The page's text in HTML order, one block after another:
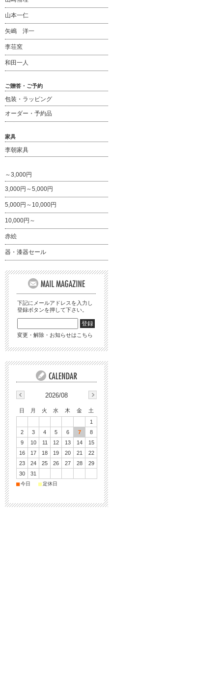
山本一仁
矢嶋 洋一
李荘窯
和田一人
ご贈答・ご予約
包装・ラッピング
オーダー・予約品
家具
李朝家具
～3,000円
3,000円～5,000円
5,000円～10,000円
10,000円～
赤絵
器・漆器セール
下記にメールアドレスを入力し
登録ボタンを押して下さい。
変更・解除・お知らせはこちら
2026/08
日 月 火 水 木 金
土
1
2
3 4 5 6 7
8
9
10 11 12 13 14
15
16
17 18 19 20 21
22
23
24 25 26 27 28
29
30
31
■今日 ■定休日